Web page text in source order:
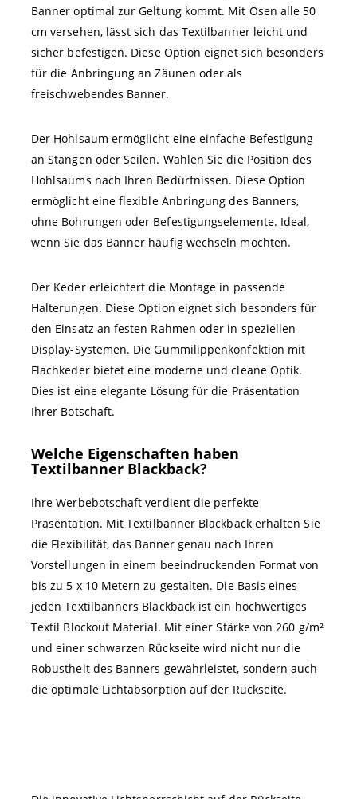
Banner optimal zur Geltung kommt. Mit Ösen alle 50
cm versehen, lässt sich das Textilbanner leicht und
sicher befestigen. Diese Option eignet sich besonders
für die Anbringung an Zäunen oder als
freischwebendes Banner.
Der Hohlsaum ermöglicht eine einfache Befestigung
an Stangen oder Seilen. Wählen Sie die Position des
Hohlsaums nach Ihren Bedürfnissen. Diese Option
ermöglicht eine flexible Anbringung des Banners,
ohne Bohrungen oder Befestigungselemente. Ideal,
wenn Sie das Banner häufig wechseln möchten.
Der Keder erleichtert die Montage in passende
Halterungen. Diese Option eignet sich besonders für
den Einsatz an festen Rahmen oder in speziellen
Display-Systemen. Die Gummilippenkonfektion mit
Flachkeder bietet eine moderne und cleane Optik.
Dies ist eine elegante Lösung für die Präsentation
Ihrer Botschaft.
Welche Eigenschaften haben
Textilbanner Blackback?
Ihre Werbebotschaft verdient die perfekte
Präsentation. Mit Textilbanner Blackback erhalten Sie
die Flexibilität, das Banner genau nach Ihren
Vorstellungen in einem beeindruckenden Format von
bis zu 5 x 10 Metern zu gestalten. Die Basis eines
jeden Textilbanners Blackback ist ein hochwertiges
Textil Blockout Material. Mit einer Stärke von 260 g/m²
und einer schwarzen Rückseite wird nicht nur die
Robustheit des Banners gewährleistet, sondern auch
die optimale Lichtabsorption auf der Rückseite.